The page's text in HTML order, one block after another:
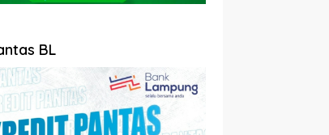
BL